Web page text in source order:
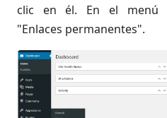
clic en él. En el menú
"Enlaces permanentes".